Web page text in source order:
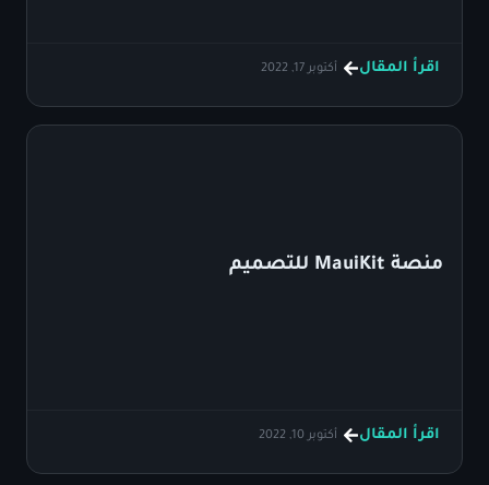
اقرأ المقال أكتوبر 17, 2022
منصة MauiKit للتصميم
اقرأ المقال أكتوبر 10, 2022